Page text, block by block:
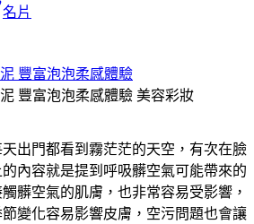
名片
豐富泡泡柔感體驗
豐富泡泡柔感體驗 美容彩妝
出門都看到霧茫茫的天空，有次在臉
內容就是提到呼吸髒空氣可能帶來的
髒空氣的肌膚，也非常容易受影響，
變化容易影響皮膚，空污問題也會讓